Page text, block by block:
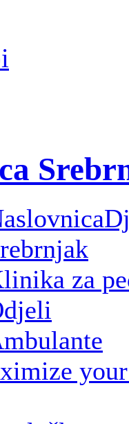
za